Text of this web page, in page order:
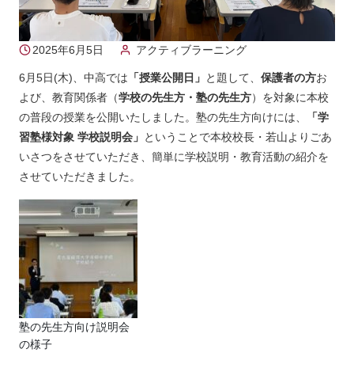
2025年6月5日 アクティブラーニング
6月5日(木)、中高では 「授業公開日」 と題して、 保護者の方お
よび、教育関係者（学校の先生方・塾の先生方）を対象に本校
の普段の授業を公開いたしました。塾の先生方向けには、
「学
習塾様対象 学校説明会」 ということで本校校長・若山よりごあ
いさつをさせていただき、簡単に学校説明・教育活動の紹介を
させていただきました。
塾の先生方向け説明会
の様子